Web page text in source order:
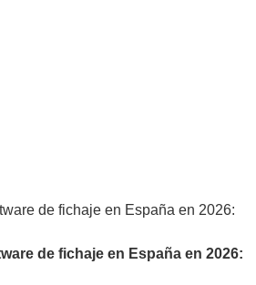
de fichaje en España en 2026: